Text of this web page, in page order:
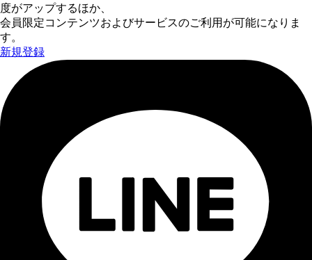
度がアップするほか、
会員限定コンテンツおよびサービスのご利用が可能になりま
す。
新規登録